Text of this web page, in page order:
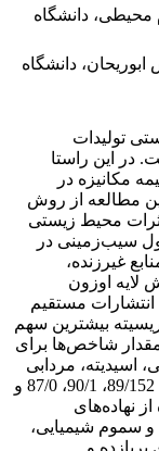
محیطی، دانشگاه
ابوریحان، دانشگاه
تولیدات
در این راستا
مکانیزه در
مطالعه از روش
محیط زیستی
سیب‌زمینی در
غیرزنده،
لایه اوزون
انتشارات مستقیم
بیشترین سهم
شاخص‌ها برای
اسیدیته، مردابی
شدن و کاهش لایه اوزون به ترتیب برابر 11/1، 89/152، 90/1، 87/0 و
از نهاده‌های
و سموم شیمیایی،
و